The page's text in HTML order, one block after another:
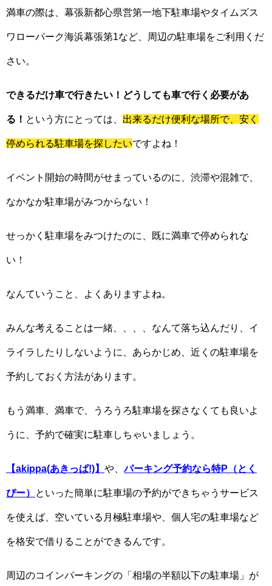
満車の際は、幕張新都心県営第一地下駐車場やタイムズス
ワローパーク海浜幕張第1など、周辺の駐車場をご利用くだ
さい。
できるだけ車で行きたい！どうしても車で行く必要があ
る！ という方にとっては、 出来るだけ便利な場所で、安く
停められる駐車場を探したいですよね！
イベント開始の時間がせまっているのに、渋滞や混雑で、
なかなか駐車場がみつからない！
せっかく駐車場をみつけたのに、既に満車で停められな
い！
なんていうこと、よくありますよね。
みんな考えることは一緒、、、、なんて落ち込んだり、イ
ライラしたりしないように、あらかじめ、近くの駐車場を
予約しておく方法があります。
もう満車、満車で、うろうろ駐車場を探さなくても良いよ
うに、予約で確実に駐車しちゃいましょう。
【akippa(あきっぱ!)】 や、パーキング予約なら特P（とく
ぴー） といった簡単に駐車場の予約ができちゃうサービス
を使えば、空いている月極駐車場や、個人宅の駐車場など
を格安で借りることができるんです。
周辺のコインパーキングの「相場の半額以下の駐車場」が